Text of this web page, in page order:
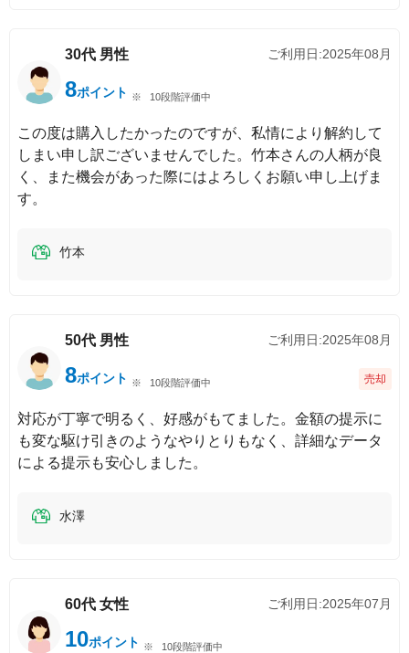
30代 男性 ご利用日:2025年08月
8ポイント 10段階評価中
この度は購入したかったのですが、私情により解約して
しまい申し訳ございませんでした。竹本さんの人柄が良
く、また機会があった際にはよろしくお願い申し上げま
す。
竹本
50代 男性 ご利用日:2025年08月
8ポイント 10段階評価中 売却
対応が丁寧で明るく、好感がもてました。金額の提示に
も変な駆け引きのようなやりとりもなく、詳細なデータ
による提示も安心しました。
水澤
60代 女性 ご利用日:2025年07月
10ポイント 10段階評価中